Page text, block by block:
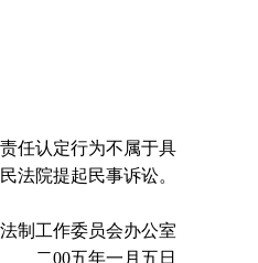
任认定行为不属于具
法院提起民事诉讼。
作委员会办公室
一月五日